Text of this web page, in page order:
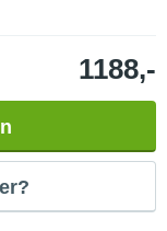
1188,-